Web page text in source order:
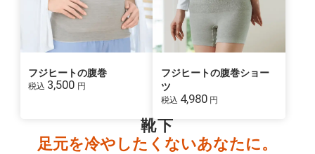
フジヒートの腹巻
税込 3,500 円
フジヒートの腹巻ショー
ツ
税込 4,980 円
靴下
足元を冷やしたくないあなたに。